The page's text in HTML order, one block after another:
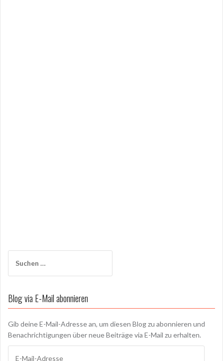
nach:
Blog via E-Mail abonnieren
Gib deine E-Mail-Adresse an, um diesen Blog zu abonnieren und
Benachrichtigungen über neue Beiträge via E-Mail zu erhalten.